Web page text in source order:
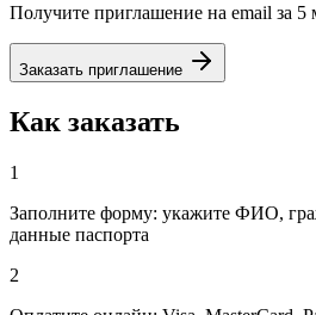
Получите приглашение на email за 5
Заказать приглашение
Как заказать
1
Заполните форму: укажите ФИО,
данные паспорта
2